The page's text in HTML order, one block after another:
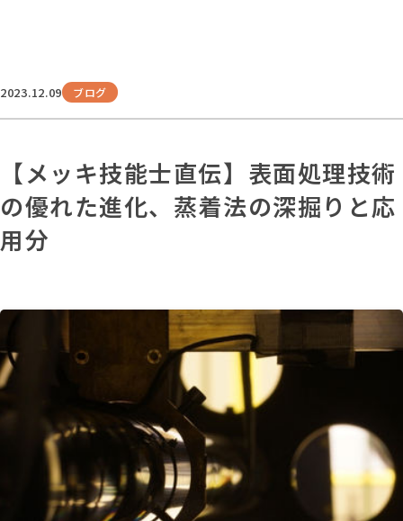
2023.12.09 ブログ
【メッキ技能士直伝】表面処理技術
の優れた進化、蒸着法の深掘りと応
用分